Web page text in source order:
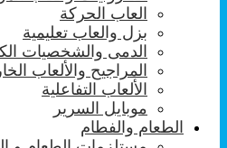
العاب الحركة
بزل والعاب تعليمية
الدمى والشخصيات
المراجيح والألعاب
الألعاب التفاعلية
موبايل السرير
الطعام والفطام